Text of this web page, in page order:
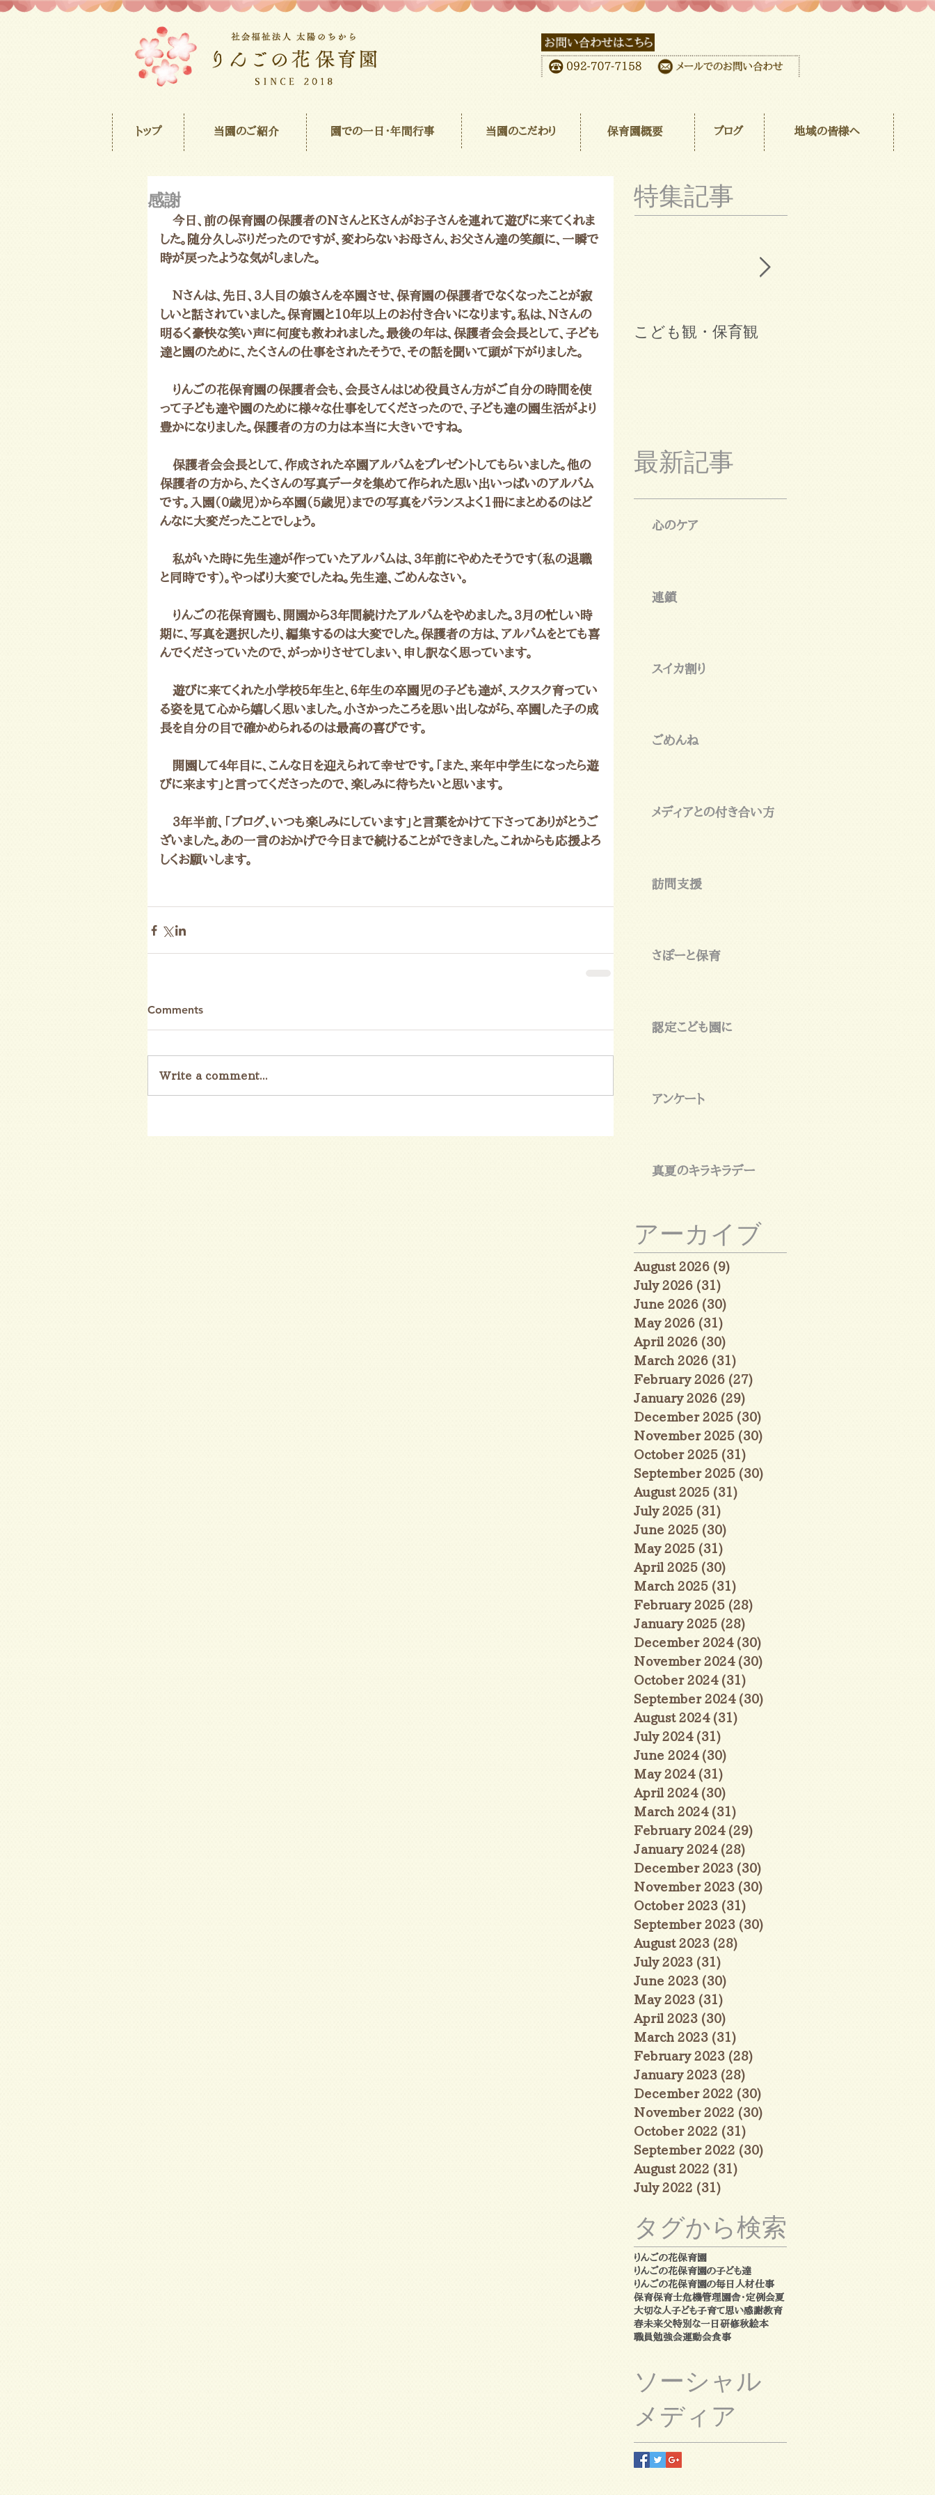
トップ 当園のご紹介 園での一日･年間行事 当園のこだわり 保育園概要 ブログ 地域の皆様へ
感謝
今日、前の保育園の保護者のNさんとＫさんがお子さんを連れて遊びに来てくれま
した。随分久しぶりだったのですが、変わらないお母さん、お父さん達の笑顔に、一瞬で
時が戻ったような気がしました。
Ｎさんは、先日、3人目の娘さんを卒園させ、保育園の保護者でなくなったことが寂
しいと話されていました。保育園と10年以上のお付き合いになります。私は、Ｎさんの
明るく豪快な笑い声に何度も救われました。最後の年は、保護者会会長として、子ども
達と園のために、たくさんの仕事をされたそうで、その話を聞いて頭が下がりました。
りんごの花保育園の保護者会も、会長さんはじめ役員さん方がご自分の時間を使
って子ども達や園のために様々な仕事をしてくださったので、子ども達の園生活がより
豊かになりました。保護者の方の力は本当に大きいですね。
保護者会会長として、作成された卒園アルバムをプレゼントしてもらいました。他の
保護者の方から、たくさんの写真データを集めて作られた思い出いっぱいのアルバム
です。入園（0歳児）から卒園（5歳児）までの写真をバランスよく1冊にまとめるのはど
んなに大変だったことでしょう。
私がいた時に先生達が作っていたアルバムは、3年前にやめたそうです（私の退職
と同時です）。やっぱり大変でしたね。先生達、ごめんなさい。
りんごの花保育園も、開園から3年間続けたアルバムをやめました。3月の忙しい時
期に、写真を選択したり、編集するのは大変でした。保護者の方は、アルバムをとても喜
んでくださっていたので、がっかりさせてしまい、申し訳なく思っています。
遊びに来てくれた小学校5年生と、６年生の卒園児の子ども達が、スクスク育ってい
る姿を見て心から嬉しく思いました。小さかったころを思い出しながら、卒園した子の成
長を自分の目で確かめられるのは最高の喜びです。
開園して4年目に、こんな日を迎えられて幸せです。「また、来年中学生になったら遊
びに来ます」と言ってくださったので、楽しみに待ちたいと思います。
3年半前、「ブログ、いつも楽しみにしています」と言葉をかけて下さってありがとうご
ざいました。あの一言のおかげで今日まで続けることができました。これからも応援よろ
しくお願いします。
Comments
Write a comment...
特集記事
こども観・保育観
最新記事
心のケア
連鎖
スイカ割り
ごめんね
メディアとの付き合い方
訪問支援
さぽーと保育
認定こども園に
アンケート
真夏のキラキラデー
アーカイブ
August 2026 (9)
July 2026 (31)
June 2026 (30)
May 2026 (31)
April 2026 (30)
March 2026 (31)
February 2026 (27)
January 2026 (29)
December 2025 (30)
November 2025 (30)
October 2025 (31)
September 2025 (30)
August 2025 (31)
July 2025 (31)
June 2025 (30)
May 2025 (31)
April 2025 (30)
March 2025 (31)
February 2025 (28)
January 2025 (28)
December 2024 (30)
November 2024 (30)
October 2024 (31)
September 2024 (30)
August 2024 (31)
July 2024 (31)
June 2024 (30)
May 2024 (31)
April 2024 (30)
March 2024 (31)
February 2024 (29)
January 2024 (28)
December 2023 (30)
November 2023 (30)
October 2023 (31)
September 2023 (30)
August 2023 (28)
July 2023 (31)
June 2023 (30)
May 2023 (31)
April 2023 (30)
March 2023 (31)
February 2023 (28)
January 2023 (28)
December 2022 (30)
November 2022 (30)
October 2022 (31)
September 2022 (30)
August 2022 (31)
July 2022 (31)
タグから検索
りんごの花保育園
りんごの花保育園の子ども達
りんごの花保育園の毎日 人材仕事
保育保育士危機管理園舎・定例会夏
大切な人子ども子育て思い感謝教育
春未来父特別な一日研修秋絵本
職員勉強会運動会食事
ソーシャル
メディア